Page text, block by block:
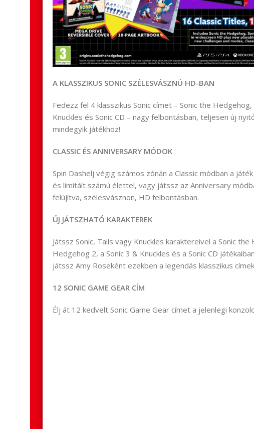
A KLASSZIKUS SONIC SZÉLESVÁSZNÚ HD-BAN
Fedezz fel 4 klasszikus Sonic címet – Sonic the Hedgehog,
Knuckles és Sonic CD – nagy felbontásban, teljesen új
mindegyik játékhoz!
CLASSIC ÉS ANNIVERSARY MÓDOK
Spin Dashelj végig számos zónán a Classic módban a
és limitált számú élettel, vagy játssz az Anniversary
felújítva, szélesvásznon, HD felbontásban.
ÚJ JÁTSZHATÓ KARAKTEREK
Játssz Sonic, Tails vagy Knuckles karaktereivel a Sonic the
Hedgehog 2, a Sonic 3 & Knuckles és a Sonic CD
játssz Amy Roseként ezekben a legendás klasszikus
12 SONIC GAME GEAR CÍM
Élj át 12 kedvelt Sonic Game Gear címet a jelenlegi